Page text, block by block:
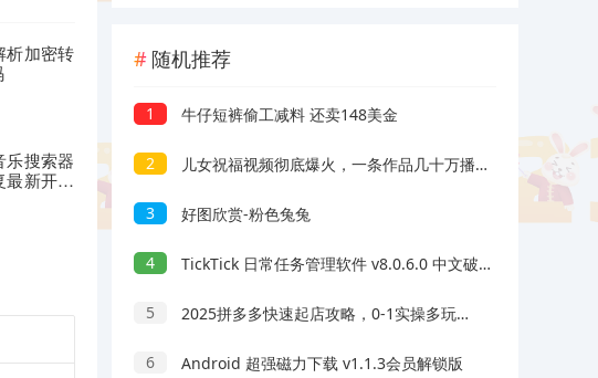
析加密转
乐搜索器
最新开源
随机推荐
1 牛仔短裤偷工减料 还卖148美金
2 儿女祝福视频彻底爆火，一条作品几十万播放，2023年一定要抓住银发经济新风口
3 好图欣赏-粉色兔兔
4 TickTick 日常任务管理软件 v8.0.6.0 中文破解版
5 2025拼多多快速起店攻略，0-1实操多玩法提升销量，助你月入万元
6 Android 超强磁力下载 v1.1.3会员解锁版